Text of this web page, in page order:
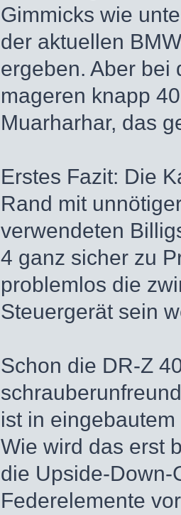
Gimmicks wie
der aktuellen
ergeben. Aber bei
mageren knapp
Muarharhar, das
Erstes Fazit: Die
Rand mit
verwendeten
4 ganz sicher zu
problemlos die
Steuergerät sein
Schon die DR-Z
ist in
Wie wird das erst
die Upside-Down-
Federelemente